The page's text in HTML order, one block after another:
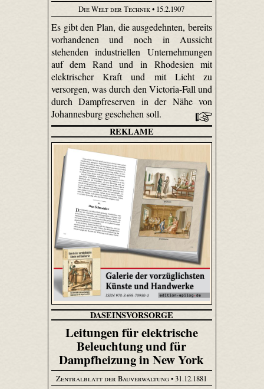
Die Welt der Technik• 15.2.1907
Es gibt den Plan, die ausgedehnten, bereits
vorhandenen und noch in Aussicht
stehenden industriellen Unternehmungen
auf dem Rand und in Rhodesien mit
elektrischer Kraft und mit Licht zu
versorgen, was durch den Victoria-Fall und
durch Dampfreserven in der Nähe von
Johannesburg geschehen soll.
REKLAME
DASEINSVORSORGE
Leitungen für elektrische
Beleuchtung und für
Dampfheizung in New York
Zentralblatt der Bauverwaltung• 31.12.1881